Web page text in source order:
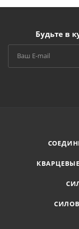
Будьте в